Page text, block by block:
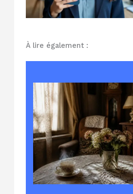
À lire également :